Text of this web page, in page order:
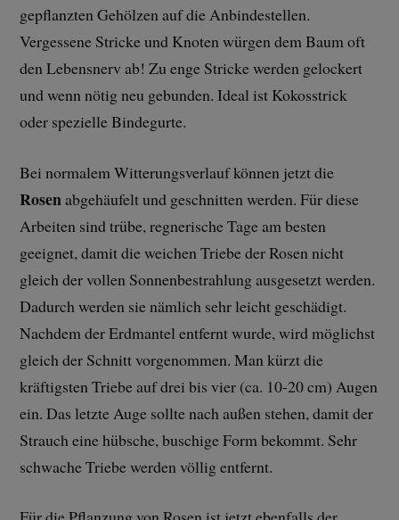
gepflanzten Gehölzen auf die Anbindestellen.
Vergessene Stricke und Knoten würgen dem Baum oft
den Lebensnerv ab! Zu enge Stricke werden gelockert
und wenn nötig neu gebunden. Ideal ist Kokosstrick
oder spezielle Bindegurte.
Bei normalem Witterungsverlauf können jetzt die
Rosenabgehäufelt und geschnitten werden. Für diese
Arbeiten sind trübe, regnerische Tage am besten
geeignet, damit die weichen Triebe der Rosen nicht
gleich der vollen Sonnenbestrahlung ausgesetzt werden.
Dadurch werden sie nämlich sehr leicht geschädigt.
Nachdem der Erdmantel entfernt wurde, wird möglichst
gleich der Schnitt vorgenommen. Man kürzt die
kräftigsten Triebe auf drei bis vier (ca. 10-20 cm) Augen
ein. Das letzte Auge sollte nach außen stehen, damit der
Strauch eine hübsche, buschige Form bekommt. Sehr
schwache Triebe werden völlig entfernt.